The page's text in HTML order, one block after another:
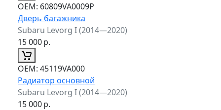
ОЕМ: 60809VA0009P
Дверь багажника
Subaru Levorg I (2014—2020)
15 000р.
ОЕМ: 45119VA000
Радиатор основной
Subaru Levorg I (2014—2020)
15 000р.